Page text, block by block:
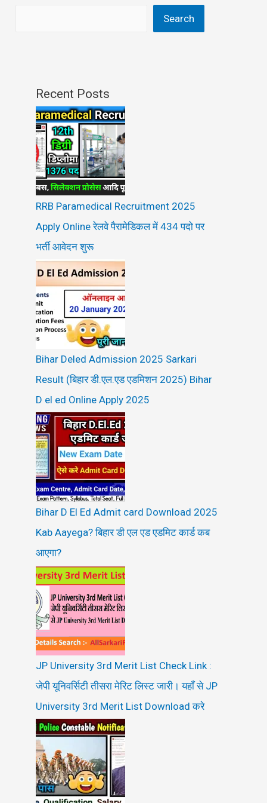
Search
Recent Posts
RRB Paramedical Recruitment 2025
Apply Online रेलवे पैरामेडिकल में 434 पदो पर
भर्ती आवेदन शुरू
Bihar Deled Admission 2025 Sarkari
Result (बिहार डी.एल.एड एडमिशन 2025) Bihar
D el ed Online Apply 2025
Bihar D El Ed Admit card Download 2025
Kab Aayega? बिहार डी एल एड एडमिट कार्ड कब
आएगा?
JP University 3rd Merit List Check Link :
जेपी यूनिवर्सिटी तीसरा मेरिट लिस्ट जारी। यहाँ से JP
University 3rd Merit List Download करे